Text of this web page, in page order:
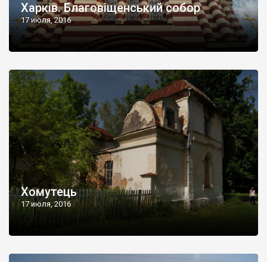
Харків. Благовіщенський собор
17 июля, 2016
Хомутець
17 июля, 2016